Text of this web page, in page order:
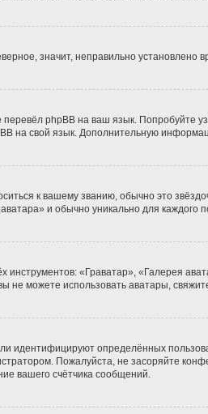
значит, неправильно
phpBB на ваш язык. Попробуйте
на свой язык. Дополнительную
к вашему званию, обычно это
и обычно уникально для каждого
«Граватар», «Галерея
не можете использовать аватары,
определённых
Пожалуйста, не засоряйте
вашего счётчика сообщений.